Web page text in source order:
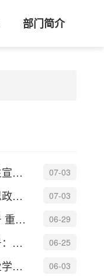
部门简介
重庆市职业教育学会：【招生宣传季】重庆艺术工程职业学院 07-03
央广网：重庆艺工职院少云思政汇演“声”入人心 07-03
重庆职业教育学会微信公众号 重庆艺术工程职业学院“三把钥匙”开... 06-29
华为中国政企业务微信公众号：科创赋能 产教协同 | 重庆艺术工程... 06-25
今日头条：重庆艺术工程职业学院启动2026年产教融合活动月 06-03